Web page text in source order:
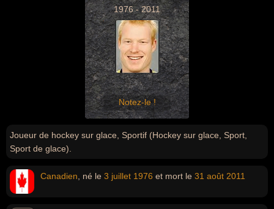
1976 - 2011
Notez-le !
Joueur de hockey sur glace, Sportif (Hockey sur glace, Sport,
Sport de glace).
Canadien , né le 3 juillet 1976 et mort le 31 août 2011